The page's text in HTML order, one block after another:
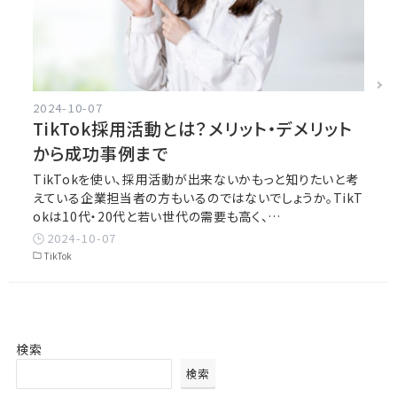
2024-10-07
TikTok採用活動とは？メリット・デメリット
から成功事例まで
TikTokを使い、採用活動が出来ないかもっと知りたいと考
えている企業担当者の方もいるのではないでしょうか。TikT
okは10代・20代と若い世代の需要も高く、…
2024-10-07
TikTok
検索
検索